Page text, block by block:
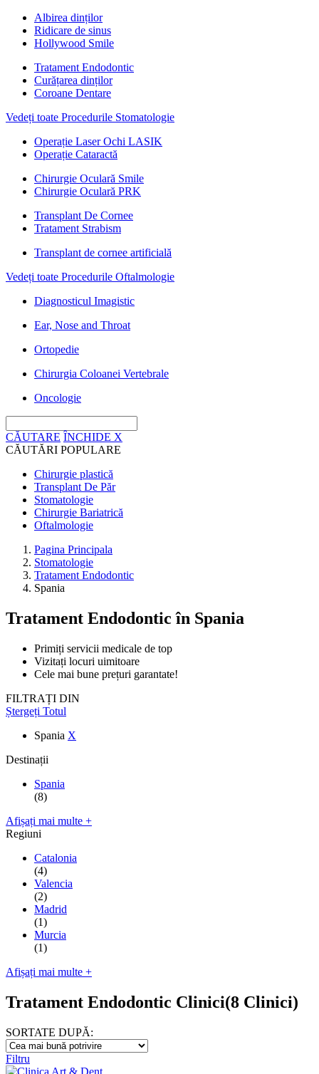
Albirea dinților
Ridicare de sinus
Hollywood Smile
Tratament Endodontic
Curățarea dinților
Coroane Dentare
Vedeți toate Procedurile Stomatologie
Operație Laser Ochi LASIK
Operație Cataractă
Chirurgie Oculară Smile
Chirurgie Oculară PRK
Transplant De Cornee
Tratament Strabism
Transplant de cornee artificială
Vedeți toate Procedurile Oftalmologie
Diagnosticul Imagistic
Ear, Nose and Throat
Ortopedie
Chirurgia Coloanei Vertebrale
Oncologie
CĂUTARE ÎNCHIDE X
CĂUTĂRI POPULARE
Chirurgie plastică
Transplant De Păr
Stomatologie
Chirurgie Bariatrică
Oftalmologie
Pagina Principala
Stomatologie
Tratament Endodontic
Spania
Tratament Endodonticîn Spania
Primiți servicii medicale de top
Vizitați locuri uimitoare
Cele mai bune prețuri garantate!
FILTRAȚI DIN
Ștergeți Totul
Spania X
Destinații
Spania
(8)
Afișați mai multe +
Regiuni
Catalonia
(4)
Valencia
(2)
Madrid
(1)
Murcia
(1)
Afișați mai multe +
Tratament Endodontic Clinici(8 Clinici)
SORTATE DUPĂ:
Filtru